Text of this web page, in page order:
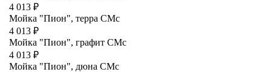
4 013 ₽
Мойка "Пион", терра CMc
4 013 ₽
Мойка "Пион", графит СМс
4 013 ₽
Мойка "Пион", дюна CMc